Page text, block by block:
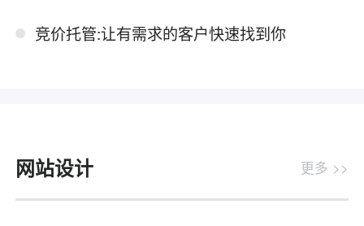
竞价托管:让有需求的客户快速找到你
网站设计 更多 >>